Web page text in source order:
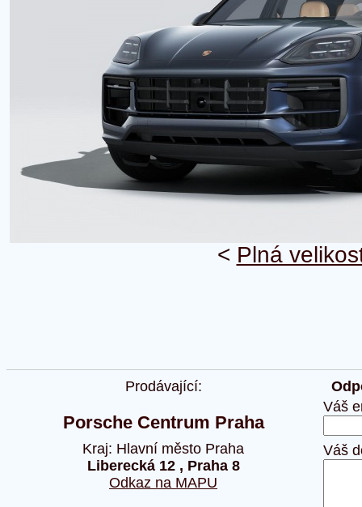
< Plná
Prodávající:
Porsche Centrum Praha
Kraj: Hlavní město Praha
Liberecká 12 , Praha 8
Odkaz na MAPU
Váš
Váš